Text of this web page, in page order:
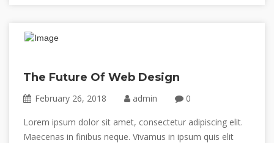
The Future Of Web Design
February 26, 2018 admin 0
Lorem ipsum dolor sit amet, consectetur adipiscing elit.
Maecenas in finibus neque. Vivamus in ipsum quis elit